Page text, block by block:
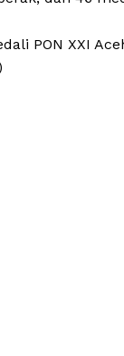
PON XXI